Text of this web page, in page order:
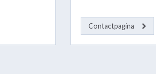
Contactpagina